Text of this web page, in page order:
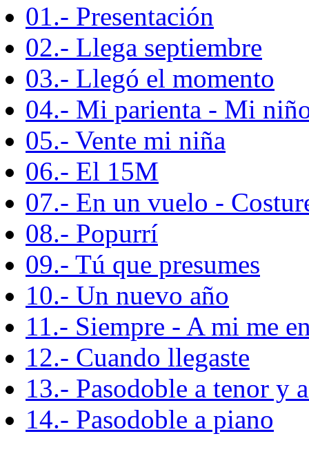
01.- Presentación
02.- Llega septiembre
03.- Llegó el momento
04.- Mi parienta - Mi
05.- Vente mi niña
06.- El 15M
07.- En un vuelo -
08.- Popurrí
09.- Tú que presumes
10.- Un nuevo año
11.- Siempre - A mi me
12.- Cuando llegaste
13.- Pasodoble a tenor y
14.- Pasodoble a piano